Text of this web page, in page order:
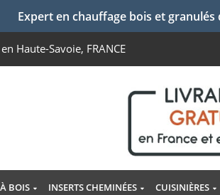
Expert en chauffage bois et granulés
Haute-Savoie, FRANCE
BOIS INSERTS CHEMINÉES CUISINIÈRES